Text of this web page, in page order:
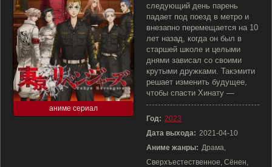
аниме сериал
следующий день парень
падает под поезд в метро и
внезапно перемещается на 10
лет назад, когда он был в
старшей школе и целыми
днями зависал со своими
крутыми дружками. Такэмити
решает изменить будущее,
чтобы спасти Хинату —
Год: 2023
Дата выхода: 2021-04-10
Аниме жанры: Драма,
Сверхъестественное, Сёнен,